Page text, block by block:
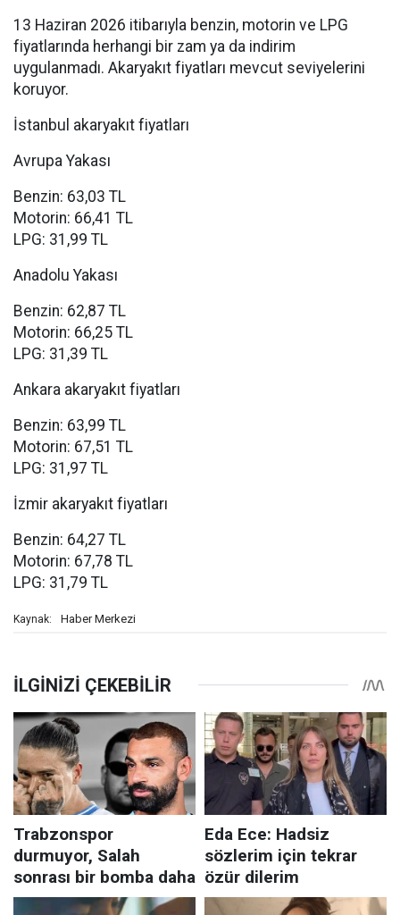
13 Haziran 2026 itibarıyla benzin, motorin ve LPG
fiyatlarında herhangi bir zam ya da indirim
uygulanmadı. Akaryakıt fiyatları mevcut seviyelerini
koruyor.
İstanbul akaryakıt fiyatları
Avrupa Yakası
Benzin: 63,03 TL
Motorin: 66,41 TL
LPG: 31,99 TL
Anadolu Yakası
Benzin: 62,87 TL
Motorin: 66,25 TL
LPG: 31,39 TL
Ankara akaryakıt fiyatları
Benzin: 63,99 TL
Motorin: 67,51 TL
LPG: 31,97 TL
İzmir akaryakıt fiyatları
Benzin: 64,27 TL
Motorin: 67,78 TL
LPG: 31,79 TL
Kaynak: Haber Merkezi